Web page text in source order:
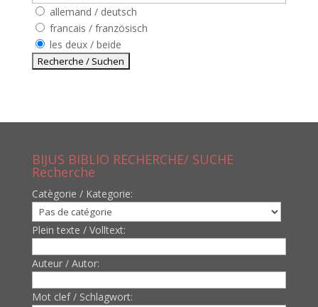
allemand / deutsch
francais / französisch
les deux / beide
BIJUS BIBLIO RECHERCHE/ SUCHE
Recherche
Catègorie / Kategorie:
Plein texte / Volltext:
Auteur / Autor:
Mot clef / Schlagwort: